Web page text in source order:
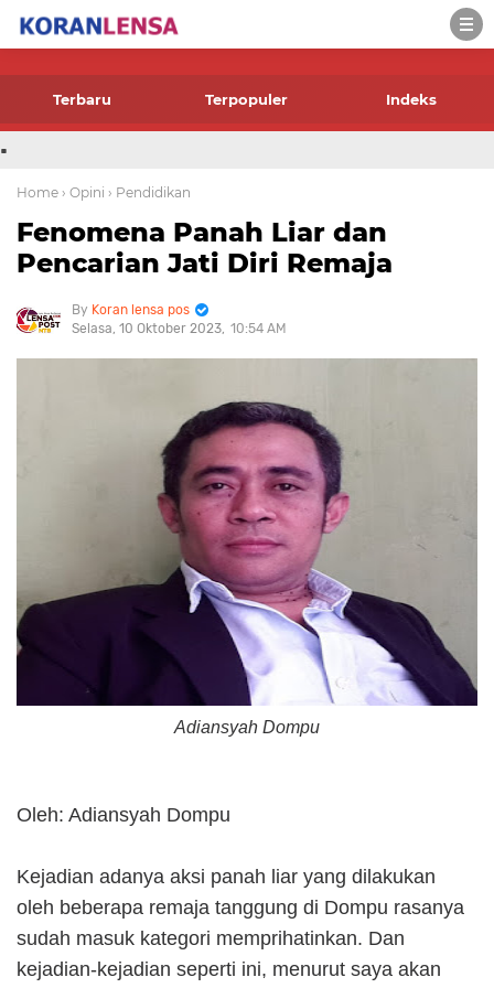
-->
Terbaru Terpopuler Indeks
.
Home › Opini › Pendidikan
Fenomena Panah Liar dan
Pencarian Jati Diri Remaja
Koran lensa pos
Selasa, 10 Oktober 2023 10:54 AM
Adiansyah Dompu
Oleh: Adiansyah Dompu
Kejadian adanya aksi panah liar yang dilakukan
oleh beberapa remaja tanggung di Dompu rasanya
sudah masuk kategori memprihatinkan. Dan
kejadian-kejadian seperti ini, menurut saya akan